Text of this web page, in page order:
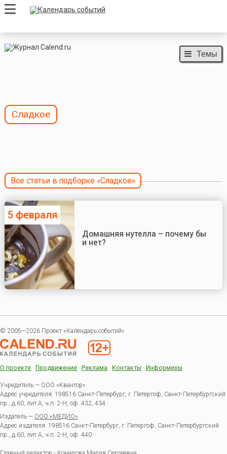
Темы
Сладкое
Все статьи в подборке «Сладкое»
5 февраля
Домашняя нутелла – почему бы
и нет?
© 2005—2026 Проект «Календарь событий»
О проекте Продвижение Реклама Контакты Информеры
Учредитель — ООО «Квантор»
Адрес учредителя: 198516 Санкт-Петербург, г. Петергоф, Санкт-Петербургский
пр., д.60, лит.А, ч.п. 2-Н, оф. 432, 434
Издатель — ООО «МЕДИО»
Адрес издателя: 198516 Санкт-Петербург, г. Петергоф, Санкт-Петербургский
пр., д.60, лит.А, ч.п. 2-Н, оф. 440